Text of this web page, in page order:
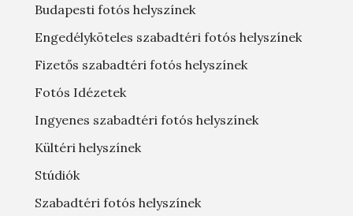
Budapesti fotós helyszínek
Engedélyköteles szabadtéri fotós helyszínek
Fizetős szabadtéri fotós helyszínek
Fotós Idézetek
Ingyenes szabadtéri fotós helyszínek
Kültéri helyszínek
Stúdiók
Szabadtéri fotós helyszínek